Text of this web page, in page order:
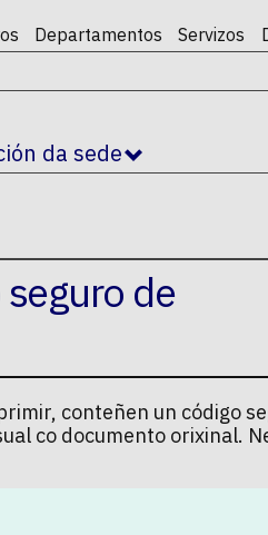
Departamentos Servizos
da sede
de
conteñen un código
co documento orixinal.